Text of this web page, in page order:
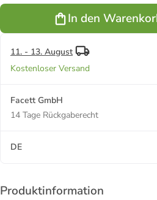
In den
11. - 13. August
Kostenloser Versand
Facett GmbH
14 Tage Rückgaberecht
DE
Produktinformation